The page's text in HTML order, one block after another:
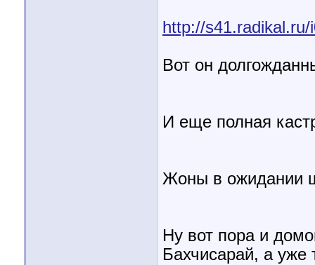
http://
Вот он
И еще полная
Жоны в ожидании
Ну вот пора и
Бахчисарай, а уже